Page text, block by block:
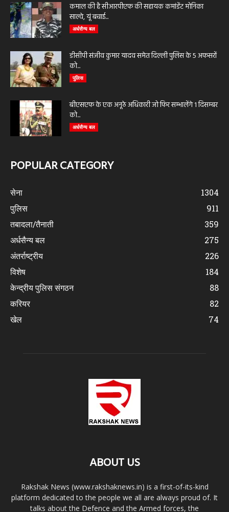
कमाल की है सीआरपीएफ की सहायक कमांडेंट मोनिका
साल्वे, यूं बचाई...
अर्धसैन्य बल
डीसीपी संजीव कुमार यादव समेत दिल्ली पुलिस के 5 अफसरों
को...
पुलिस
बीएसएफ के एक अनूठे अधिकारी जो फिर सम्भालेंगे 1 दिसम्बर
को...
अर्धसैन्य बल
POPULAR CATEGORY
सेना
1304
पुलिस
911
तबादला/तैनाती
359
अर्धसैन्य बल
275
अंतर्राष्ट्रीय
226
विशेष
184
केन्द्रीय पुलिस संगठन
88
करियर
82
खेल
74
ABOUT US
Rakshak News (www.rakshaknews.in) is a first-of-its-kind
platform dedicated to the people we all are always proud of. It
talks about the Defence and the Armed forces, the